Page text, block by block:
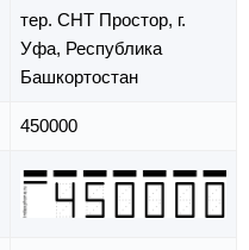
тер. СНТ Простор, г.
Уфа, Республика
Башкортостан
450000